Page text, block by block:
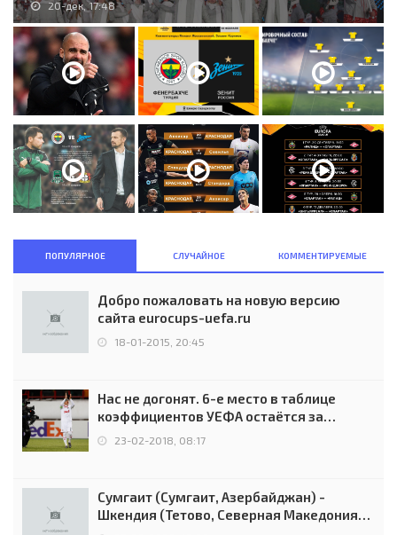
20-дек, 17:48
ПОПУЛЯРНОЕ СЛУЧАЙНОЕ КОММЕНТИРУЕМЫЕ
Добро пожаловать на новую версию
сайта eurocups-uefa.ru
18-01-2015, 20:45
Нас не догонят. 6-е место в таблице
коэффициентов УЕФА остаётся за
Россией
23-02-2018, 08:17
Сумгаит (Сумгаит, Азербайджан) -
Шкендия (Тетово, Северная Македония) -